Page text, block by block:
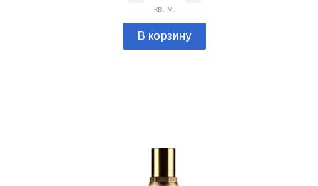
кв. м.
В корзину